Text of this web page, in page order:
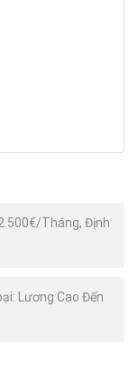
Tháng, Định
Lương Cao Đến